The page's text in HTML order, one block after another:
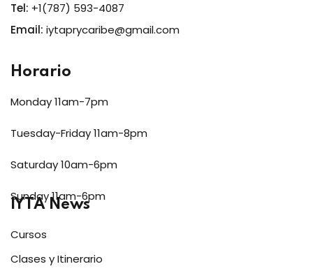
Tel: +1(787) 593-4087
Email: iytaprycaribe@gmail.com
Horario
Monday 11am-7pm
Tuesday-Friday 11am-8pm
Saturday 10am-6pm
Sunday 11am-6pm
IYTA News
Cursos
Clases y Itinerario